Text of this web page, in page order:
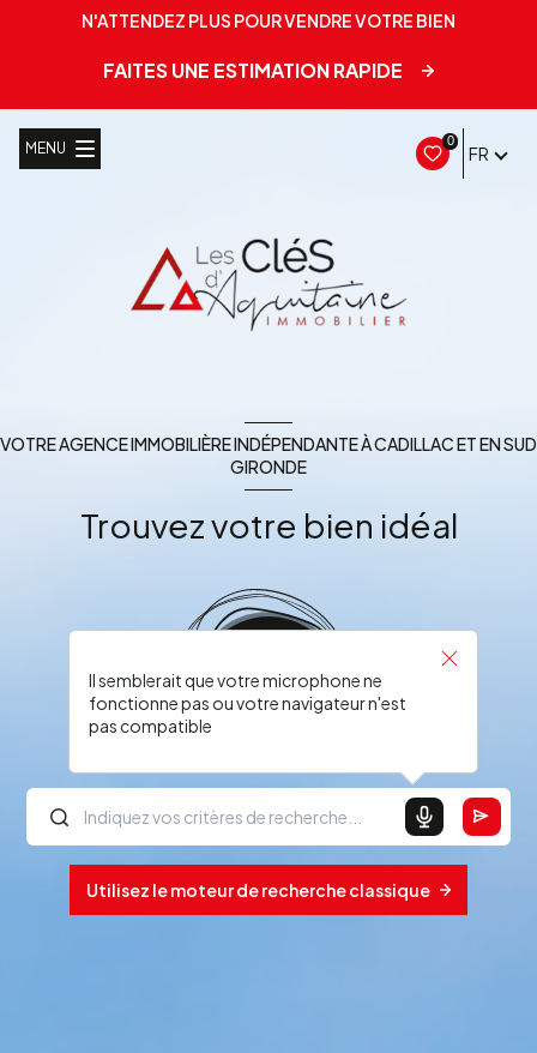
N'ATTENDEZ PLUS POUR VENDRE VOTRE BIEN
FAITES UNE ESTIMATION RAPIDE
0
FR
MENU
VOTRE AGENCE IMMOBILIÈRE INDÉPENDANTE À CADILLAC ET EN SUD
GIRONDE
Trouvez votre bien idéal
Il semblerait que votre microphone ne
fonctionne pas ou votre navigateur n'est
pas compatible
Utilisez le moteur de recherche classique